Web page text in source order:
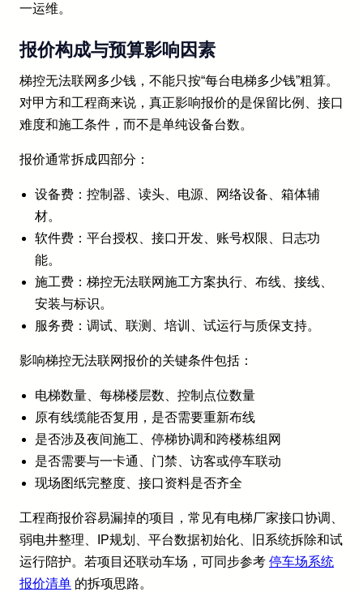
一运维。
报价构成与预算影响因素
梯控无法联网多少钱，不能只按“每台电梯多少钱”粗算。
对甲方和工程商来说，真正影响报价的是保留比例、接口
难度和施工条件，而不是单纯设备台数。
报价通常拆成四部分：
设备费：控制器、读头、电源、网络设备、箱体辅
材。
软件费：平台授权、接口开发、账号权限、日志功
能。
施工费：梯控无法联网施工方案执行、布线、接线、
安装与标识。
服务费：调试、联测、培训、试运行与质保支持。
影响梯控无法联网报价的关键条件包括：
电梯数量、每梯楼层数、控制点位数量
原有线缆能否复用，是否需要重新布线
是否涉及夜间施工、停梯协调和跨楼栋组网
是否需要与一卡通、门禁、访客或停车联动
现场图纸完整度、接口资料是否齐全
工程商报价容易漏掉的项目，常见有电梯厂家接口协调、
弱电井整理、IP规划、平台数据初始化、旧系统拆除和试
运行陪护。若项目还联动车场，可同步参考 停车场系统
报价清单 的拆项思路。